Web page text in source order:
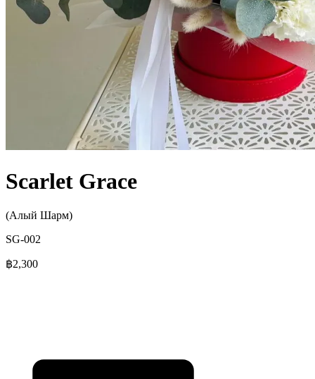
Scarlet Grace
(Алый Шарм)
SG-002
฿2,300